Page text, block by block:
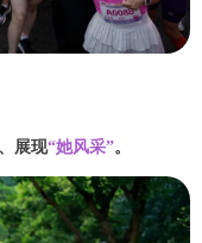
展现“她风采”。